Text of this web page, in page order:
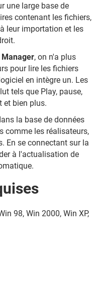
une large base de
contenant les fichiers,
leur importation et les
, on n'a plus
pour lire les fichiers
en intègre un. Les
tels que Play, pause,
et bien plus.
la base de données
comme les réalisateurs,
En se connectant sur la
à l'actualisation de
98, Win 2000, Win XP,